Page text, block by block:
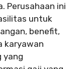
Perusahaan ini
untuk
benefit,
karyawan
yang